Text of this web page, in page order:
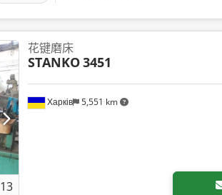
13
Харків 5,551 km
花键磨床
STANKO3451